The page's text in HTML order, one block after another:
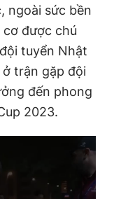
cáo
404
Chính sách bảo
ngoài sức bền
được chú
tuyển Nhật
trận gặp đội
đến phong
2023.